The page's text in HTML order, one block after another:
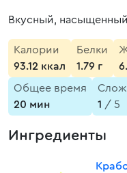
Вкусный,
Калории
93.12 ккал
Белки
1.79 г
Общее время
20 мин
1 / 5
Ингредиенты